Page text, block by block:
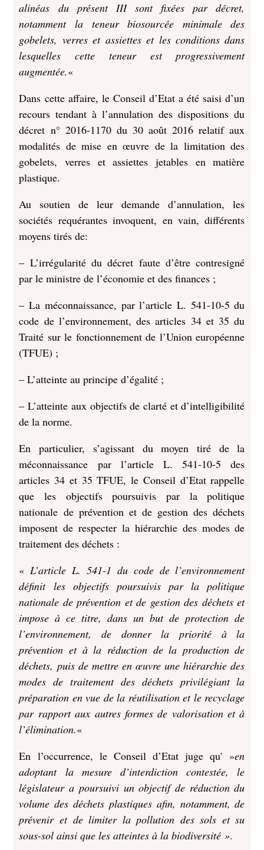
alinéas du présent III sont fixées par décret,
notamment la teneur biosourcée minimale des
gobelets, verres et assiettes et les conditions dans
lesquelles cette teneur est progressivement
augmentée.«
Dans cette affaire, le Conseil d’Etat a été saisi d’un
recours tendant à l’annulation des dispositions du
décret n° 2016-1170 du 30 août 2016 relatif aux
modalités de mise en œuvre de la limitation des
gobelets, verres et assiettes jetables en matière
plastique.
Au soutien de leur demande d’annulation, les
sociétés requérantes invoquent, en vain, différents
moyens tirés de:
– L’irrégularité du décret faute d’être contresigné
par le ministre de l’économie et des finances ;
– La méconnaissance, par l’article L. 541-10-5 du
code de l’environnement, des articles 34 et 35 du
Traité sur le fonctionnement de l’Union européenne
(TFUE) ;
– L’atteinte au principe d’égalité ;
– L’atteinte aux objectifs de clarté et d’intelligibilité
de la norme.
En particulier, s’agissant du moyen tiré de la
méconnaissance par l’article L. 541-10-5 des
articles 34 et 35 TFUE, le Conseil d’Etat rappelle
que les objectifs poursuivis par la politique
nationale de prévention et de gestion des déchets
imposent de respecter la hiérarchie des modes de
traitement des déchets :
«L’article L. 541-1 du code de l’environnement
définit les objectifs poursuivis par la politique
nationale de prévention et de gestion des déchets et
impose à ce titre, dans un but de protection de
l’environnement, de donner la priorité à la
prévention et à la réduction de la production de
déchets, puis de mettre en œuvre une hiérarchie des
modes de traitement des déchets privilégiant la
préparation en vue de la réutilisation et le recyclage
par rapport aux autres formes de valorisation et à
l’élimination.«
En l’occurrence, le Conseil d’Etat juge qu' »en
adoptant la mesure d’interdiction contestée, le
législateur a poursuivi un objectif de réduction du
volume des déchets plastiques afin, notamment, de
prévenir et de limiter la pollution des sols et su
sous-sol ainsi que les atteintes à la biodiversité ».